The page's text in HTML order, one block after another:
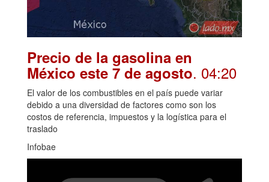
Precio de la gasolina en
México este 7 de agosto. 04:20
El valor de los combustibles en el país puede variar
debido a una diversidad de factores como son los
costos de referencia, impuestos y la logística para el
traslado
Infobae